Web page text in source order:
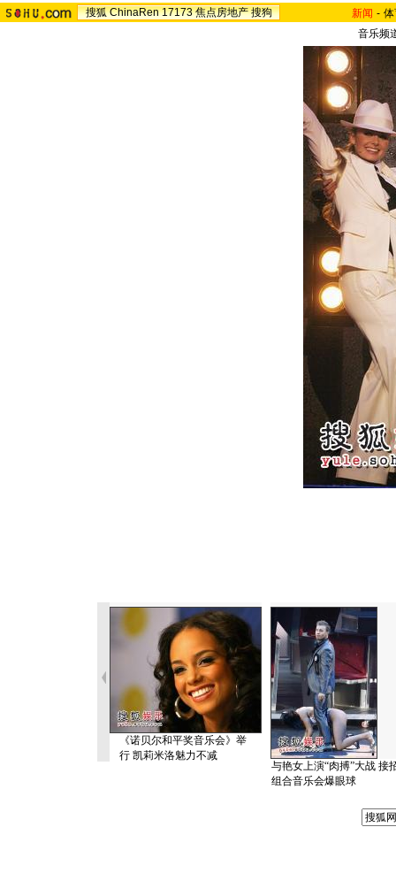
搜狐 ChinaRen 17173 焦点房地产 搜狗 新闻 -
音乐频
《诺贝尔和平奖音乐会》举
行 凯莉米洛魅力不减
与艳女上演“肉搏”大战 接
组合音乐会爆眼球